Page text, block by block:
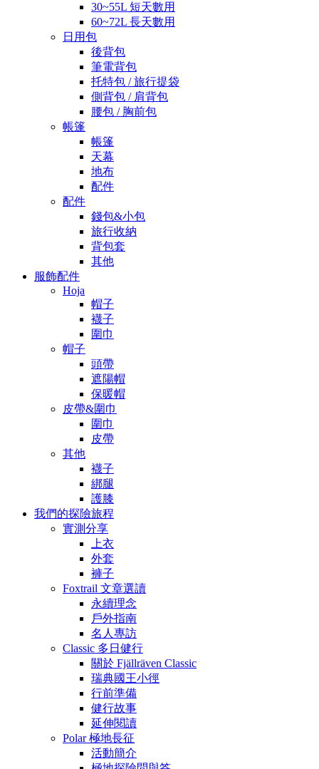
30~55L 短天數用
60~72L 長天數用
日用包
後背包
筆電背包
托特包 / 旅行提袋
側背包 / 肩背包
腰包 / 胸前包
帳篷
帳篷
天幕
地布
配件
配件
錢包&小包
旅行收納
背包套
其他
服飾配件
Hoja
帽子
襪子
圍巾
帽子
頭帶
遮陽帽
保暖帽
皮帶&圍巾
圍巾
皮帶
其他
襪子
綁腿
護膝
我們的探險旅程
實測分享
上衣
外套
褲子
Foxtrail 文章選讀
永續理念
戶外指南
名人專訪
Classic 多日健行
關於 Fjällräven Classic
瑞典國王小徑
行前準備
健行故事
延伸閱讀
Polar 極地長征
活動簡介